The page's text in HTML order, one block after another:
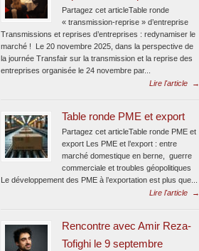
Partagez cet articleTable ronde
« transmission-reprise » d’entreprise
Transmissions et reprises d’entreprises : redynamiser le
marché ! Le 20 novembre 2025, dans la perspective de
la journée Transfair sur la transmission et la reprise des
entreprises organisée le 24 novembre par...
Lire l'article
→
Table ronde PME et export
Partagez cet articleTable ronde PME et
export Les PME et l’export : entre
marché domestique en berne, guerre
commerciale et troubles géopolitiques
Le développement des PME à l’exportation est plus que...
Lire l'article
→
Rencontre avec Amir Reza-
Tofighi le 9 septembre